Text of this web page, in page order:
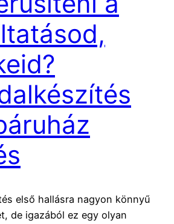
első hallásra nagyon könnyű
de igazából ez egy olyan